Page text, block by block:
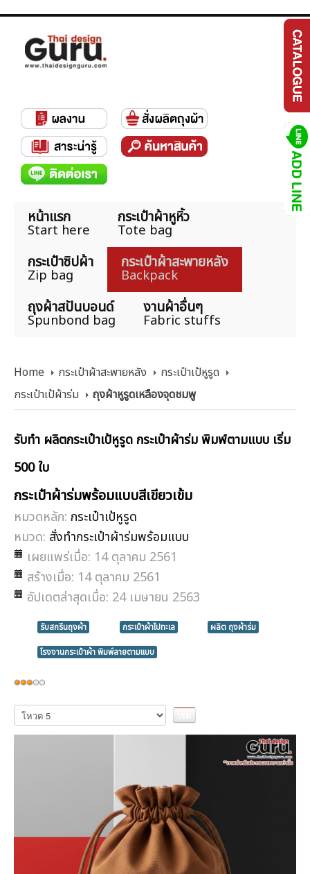
หน้าแรก
Start here
กระเป๋าผ้าหูหิ้ว
Tote bag
กระเป๋าซิปผ้า
Zip bag
กระเป๋าผ้าสะพายหลัง
Backpack
ถุงผ้าสปันบอนด์
Spunbond bag
งานผ้าอื่นๆ
Fabric stuffs
Home กระเป๋าผ้าสะพายหลัง
กระเป๋าเป้หูรูด
กระเป๋าเป้ผ้าร่ม
ถุงผ้าหูรูดเหลืองจุดชมพู
รับทำ ผลิตกระเป๋าเป้หูรูด กระเป๋าผ้าร่ม พิมพ์ตามแบบ เริ่ม
500 ใบ
กระเป๋าผ้าร่มพร้อมแบบสีเขียวเข้ม
หมวดหลัก: กระเป๋าเป้หูรูด
หมวด: สั่งทำกระเป๋าผ้าร่มพร้อมแบบ
เผยแพร่เมื่อ: 14 ตุลาคม 2561
สร้างเมื่อ: 14 ตุลาคม 2561
อัปเดตล่าสุดเมื่อ: 24 เมษายน 2563
รับสกรีนถุงผ้า กระเป๋าผ้าไปทะเล
ผลิต ถุงผ้าร่ม
โรงงานกระเป๋าผ้า พิมพ์ลายตามแบบ
ให้
เรต
สมาชิก:3/5
กรุณา
ให้
คะแนน